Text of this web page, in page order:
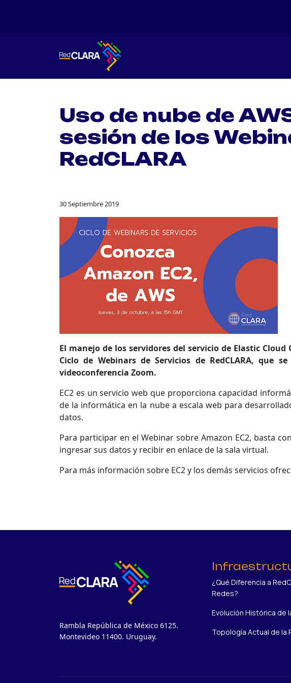
Uso de nube de
sesión de los
RedCLARA
30 Septiembre 2019
El manejo de los servidores del servicio de Elastic Cloud
Ciclo de Webinars de Servicios de RedCLARA,
videoconferencia Zoom.
EC2 es un servicio web que proporciona capacidad
de la informática en la nube a escala web para
datos.
Para participar en el Webinar sobre Amazon EC2, basta
ingresar sus datos y recibir en enlace de la sala virtual.
Para más información sobre EC2 y los demás servicios
Rambla República de México 6125.
Montevideo 11400. Uruguay.
¿Qué Diferencia a
Redes?
Evolución Histórica de
Topología Actual de la